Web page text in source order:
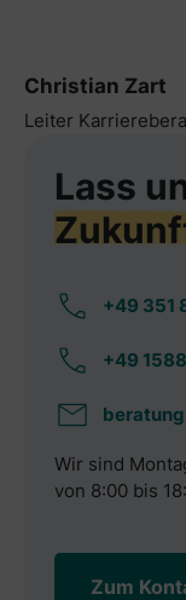
Christian Zart
Leiter
Lass
+49 351
+49
Wir sind
von 8:00 bis
Zum